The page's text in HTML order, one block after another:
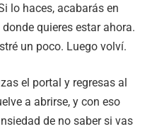
lo haces, acabarás en
quieres estar ahora.
un poco. Luego volví.
el portal y regresas al
a abrirse, y con eso
de no saber si vas